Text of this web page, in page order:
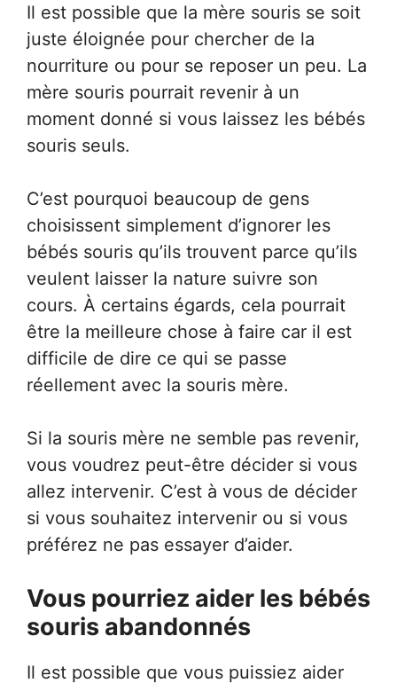
Il est possible que la mère souris se soit
juste éloignée pour chercher de la
nourriture ou pour se reposer un peu. La
mère souris pourrait revenir à un
moment donné si vous laissez les bébés
souris seuls.
C’est pourquoi beaucoup de gens
choisissent simplement d’ignorer les
bébés souris qu’ils trouvent parce qu’ils
veulent laisser la nature suivre son
cours. À certains égards, cela pourrait
être la meilleure chose à faire car il est
difficile de dire ce qui se passe
réellement avec la souris mère.
Si la souris mère ne semble pas revenir,
vous voudrez peut-être décider si vous
allez intervenir. C’est à vous de décider
si vous souhaitez intervenir ou si vous
préférez ne pas essayer d’aider.
Vous pourriez aider les bébés
souris abandonnés
Il est possible que vous puissiez aider